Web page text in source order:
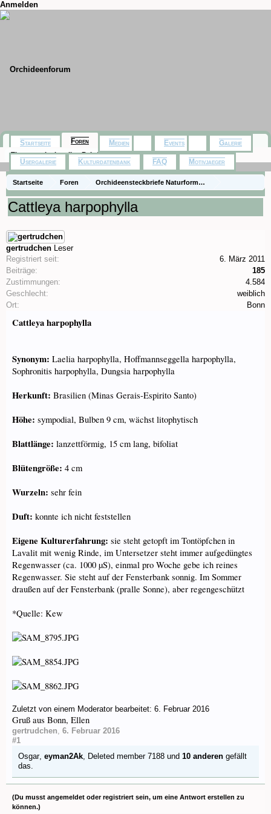
Anmelden
Startseite Foren
Orchideensteckbriefe Naturformen)
Steckbriefe (species)
Cattleya harpophylla
gertrudchen Leser
Registriert seit:
6. März 2011
Beiträge:
185
Zustimmungen:
4.584
Geschlecht:
weiblich
Ort:
Bonn
Cattleya harpophylla
Synonym: Laelia harpophylla, Hoffmannseggella harpophylla,
Sophronitis harpophylla, Dungsia harpophylla
Herkunft: Brasilien (Minas Gerais-Espirito Santo)
Höhe: sympodial, Bulben 9 cm, wächst litophytisch
Blattlänge: lanzettförmig, 15 cm lang, bifoliat
Blütengröße: 4 cm
Wurzeln: sehr fein
Duft: konnte ich nicht feststellen
Eigene Kulturerfahrung: sie steht getopft im Tontöpfchen in
Lavalit mit wenig Rinde, im Untersetzer steht immer aufgedüngtes
Regenwasser (ca. 1000 µS), einmal pro Woche gebe ich reines
Regenwasser. Sie steht auf der Fensterbank sonnig. Im Sommer
draußen auf der Fensterbank (pralle Sonne), aber regengeschützt
*Quelle: Kew
Zuletzt von einem Moderator bearbeitet: 6. Februar 2016
Gruß aus Bonn, Ellen
gertrudchen, 6. Februar 2016
#1
Osgar, eyman2Ak, Deleted member 7188 und 10 anderen gefällt
das.
(Du musst angemeldet oder registriert sein, um eine Antwort erstellen zu
können.)
Startseite Foren
Themen mit aktuellen Beiträgen
Medien Events Galerie
Usergalerie Kulturdatenbank FAQ Motivjaeger